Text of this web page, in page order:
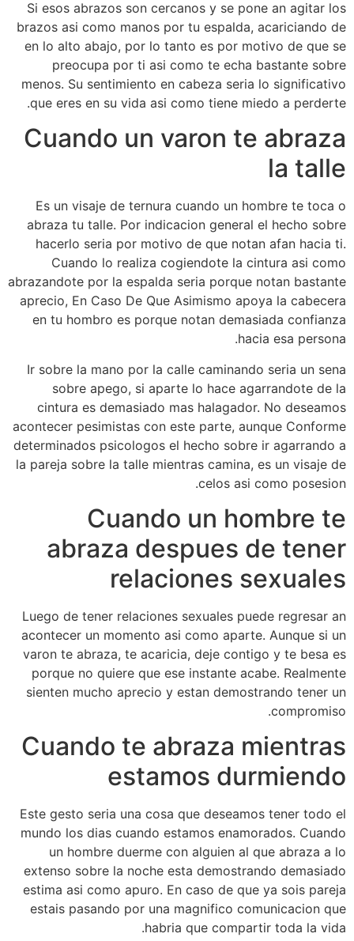
Si esos abrazos son cercanos y se pone an agitar los
brazos asi­ como manos por tu espalda, acariciando de
en lo alto abajo, por lo tanto es por motivo de que se
preocupa por ti asi­ como te echa bastante sobre
menos. Su sentimiento en cabeza seri­a lo significativo
que eres en su vida asi­ como tiene miedo a perderte.
Cuando un varon te abraza
la talle
Es un visaje de ternura cuando un hombre te toca o
abraza tu talle. Por indicacion general el hecho sobre
hacerlo seri­a por motivo de que notan afan hacia ti.
Cuando lo realiza cogiendote la cintura asi­ como
abrazandote por la espalda seri­a porque notan bastante
aprecio, En Caso De Que Asimismo apoya la cabecera
en tu hombro es porque notan demasiada confianza
hacia esa persona.
Ir sobre la mano por la calle caminando seri­a un sena
sobre apego, si aparte lo hace agarrandote de la
cintura es demasiado mas halagador. No deseamos
acontecer pesimistas con este parte, aunque Conforme
determinados psicologos el hecho sobre ir agarrando a
la pareja sobre la talle mientras camina, es un visaje de
celos asi­ como posesion.
Cuando un hombre te
abraza despues de tener
relaciones sexuales
Luego de tener relaciones sexuales puede regresar an
acontecer un momento asi­ como aparte. Aunque si un
varon te abraza, te acaricia, deje contigo y te besa es
porque no quiere que ese instante acabe. Realmente
sienten mucho aprecio y estan demostrando tener un
compromiso.
Cuando te abraza mientras
estamos durmiendo
Este gesto seri­a una cosa que deseamos tener todo el
mundo los dias cuando estamos enamorados. Cuando
un hombre duerme con alguien al que abraza a lo
extenso sobre la noche esta demostrando demasiado
estima asi­ como apuro. En caso de que ya sois pareja
estais pasando por una magnifico comunicacion que
habria que compartir toda la vida.